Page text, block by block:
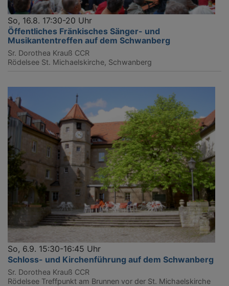
So, 16.8. 17:30-20 Uhr
Öffentliches Fränkisches Sänger- und
Musikantentreffen auf dem Schwanberg
Sr. Dorothea Krauß CCR
Rödelsee St. Michaelskirche, Schwanberg
So, 6.9. 15:30-16:45 Uhr
Schloss- und Kirchenführung auf dem Schwanberg
Sr. Dorothea Krauß CCR
Rödelsee Treffpunkt am Brunnen vor der St. Michaelskirche